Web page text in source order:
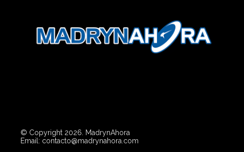
© Copyright 2026. MadrynAhora
Email: contacto@madrynahora.com